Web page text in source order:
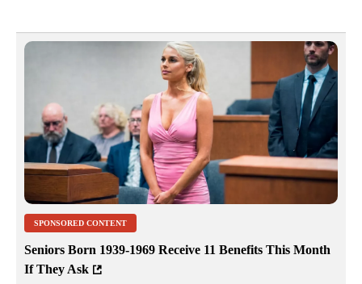
SPONSORED CONTENT
Seniors Born 1939-1969 Receive 11 Benefits This Month
If They Ask